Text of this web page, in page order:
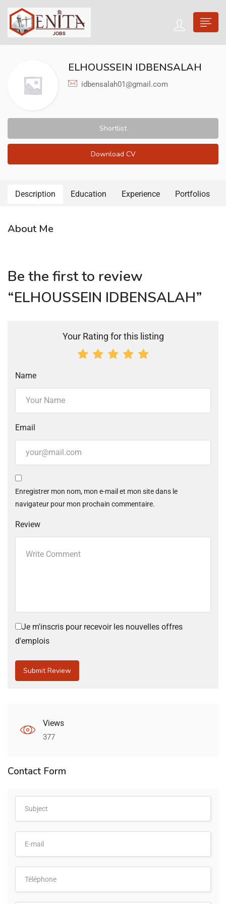
ELHOUSSEIN IDBENSALAH
idbensalah01@gmail.com
Shortlist
Download CV
Description Education Experience Portfolios
About Me
Be the first to review
“ELHOUSSEIN IDBENSALAH”
Your Rating for this listing
Name
Email
Enregistrer mon nom, mon e-mail et mon site dans le
navigateur pour mon prochain commentaire.
Review
Je m'inscris pour recevoir les nouvelles offres
d'emplois
Views
377
Contact Form